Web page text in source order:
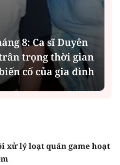
2 mặt của thương
"rót" hơn 8.800 tỷ
Phát Đạt
xử lý loạt quán game hoạt